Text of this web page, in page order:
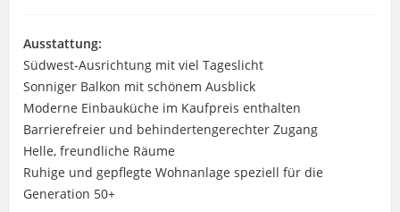
Ausstattung:
Südwest-Ausrichtung mit viel Tageslicht
Sonniger Balkon mit schönem Ausblick
Moderne Einbauküche im Kaufpreis enthalten
Barrierefreier und behindertengerechter Zugang
Helle, freundliche Räume
Ruhige und gepflegte Wohnanlage speziell für die
Generation 50+